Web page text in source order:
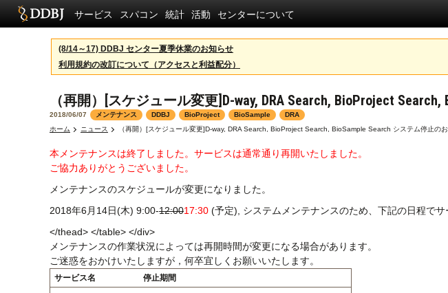
サービス スパコン 統計 活動 センターについて
(8/14～17) DDBJ センター夏季休業のお知らせ
利用規約の改訂について（アクセスと利益配分）
（再開）[スケジュール変更]D-way, DRA Search, BioProject
2018/06/07 メンテナンス DDBJ BioProject BioSample
DRA
ホーム
ニュース （再開）[スケジュール変更]D-way, DRA Search, BioProject Search, BioSample Search システム停止の
本メンテナンスは終了しました。サービスは通常通り再開いたしました。
ご協力ありがとうございました。
メンテナンスのスケジュールが変更になりました。
2018年6月14日(木) 9:00-12:0017:30 (予定), システムメンテナンスのため、下記の日程でサ
</thead> </table> </div>
メンテナンスの作業状況によっては再開時間が変更になる場合があります。
ご迷惑をおかけいたしますが，何卒宜しくお願いいたします。
サービス名 停止期間